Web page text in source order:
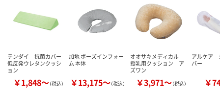
テンダイ 抗菌カバー
低反発ウレタンクッシ
ョン
￥1,848～（税込）
加地 ポーズインフォー
ム 本体
￥13,175～（税込）
オオサキメディカル
授乳用クッション ア
ズワン
￥3,971～（税込）
アルケア
バー
￥